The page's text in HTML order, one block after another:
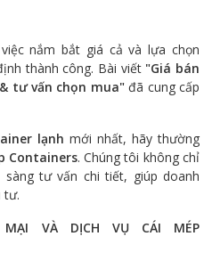
nắm bắt giá cả và lựa chọn
thành công. Bài viết "Giá bán
tư vấn chọn mua"đã cung cấp
lạnh mới nhất, hãy thường
Containers. Chúng tôi không chỉ
tư vấn chi tiết, giúp doanh
tư.
MẠI VÀ DỊCH VỤ CÁI MÉP